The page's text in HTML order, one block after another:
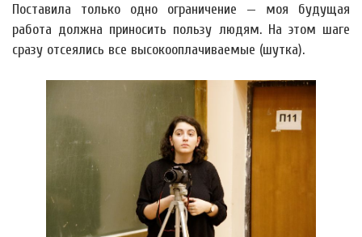
Поставила только одно ограничение — моя будущая
работа должна приносить пользу людям. На этом шаге
сразу отсеялись все высокооплачиваемые (шутка).